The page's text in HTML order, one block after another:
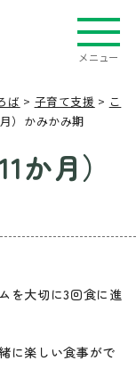
メニュー
ば > 子育て支援 > こ
）かみかみ期
か月）
を大切に3回食に進
に楽しい食事がで